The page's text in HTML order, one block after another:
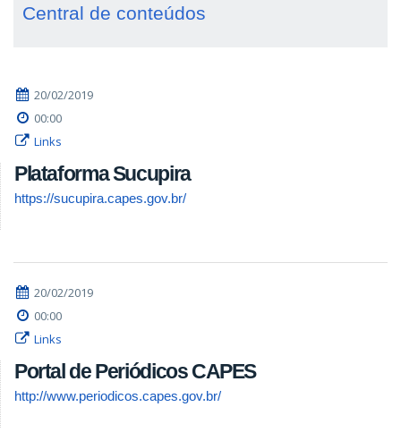
Central de conteúdos
20/02/2019
00:00
Links
Plataforma Sucupira
https://sucupira.capes.gov.br/
20/02/2019
00:00
Links
Portal de Periódicos CAPES
http://www.periodicos.capes.gov.br/